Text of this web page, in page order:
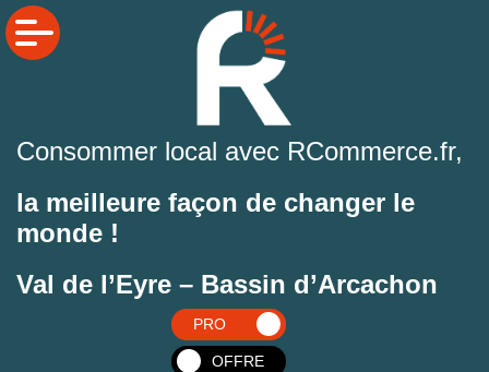
Consommer local avec RCommerce.fr,
la meilleure façon de changer le
monde !
Val de l’Eyre – Bassin d’Arcachon
PRO
OFFRE